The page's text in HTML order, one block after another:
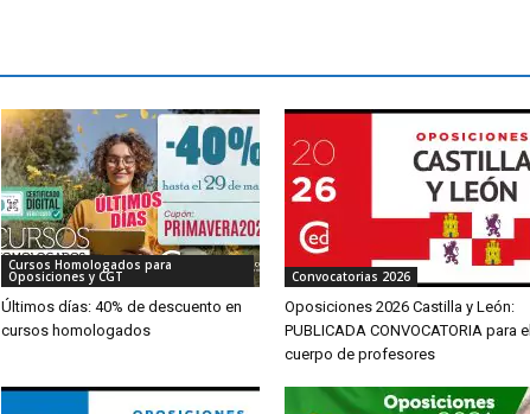
Cursos Homologados para
Oposiciones y CGT
Últimos días: 40% de descuento en
cursos homologados
Convocatorias 2026
Oposiciones 2026 Castilla y León:
PUBLICADA CONVOCATORIA para el
cuerpo de profesores